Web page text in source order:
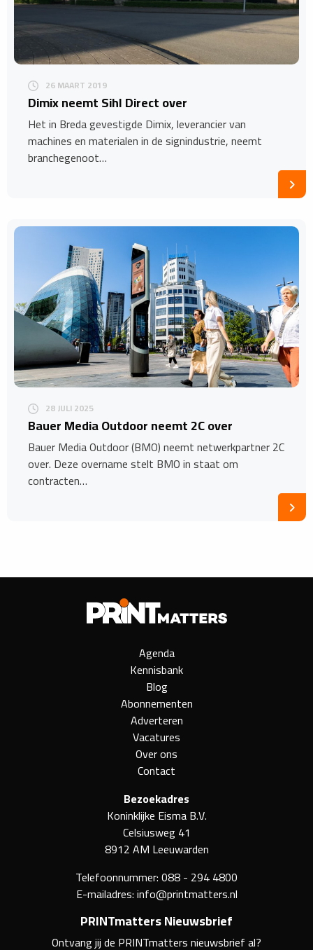
26 MAART 2019
Dimix neemt Sihl Direct over
Het in Breda gevestigde Dimix, leverancier van
machines en materialen in de signindustrie, neemt
branchegenoot…
28 JULI 2025
Bauer Media Outdoor neemt 2C over
Bauer Media Outdoor (BMO) neemt netwerkpartner 2C
over. Deze overname stelt BMO in staat om
contracten…
Agenda
Kennisbank
Blog
Abonnementen
Adverteren
Vacatures
Over ons
Contact
Bezoekadres
Koninklijke Eisma B.V.
Celsiusweg 41
8912 AM Leeuwarden
Telefoonnummer:088 - 294 4800
E-mailadres:info@printmatters.nl
PRINTmatters Nieuwsbrief
Ontvang jij de PRINTmatters nieuwsbrief al?